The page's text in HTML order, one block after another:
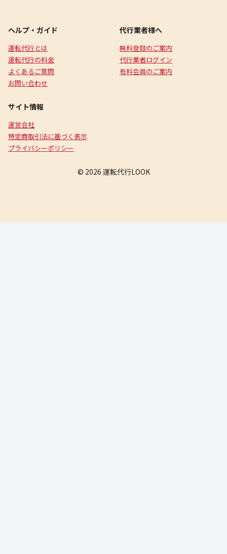
ヘルプ・ガイド
運転代行とは
運転代行の料金
よくあるご質問
お問い合わせ
代行業者様へ
無料登録のご案内
代行業者ログイン
有料会員のご案内
サイト情報
運営会社
特定商取引法に基づく表示
プライバシーポリシー
© 2026 運転代行LOOK